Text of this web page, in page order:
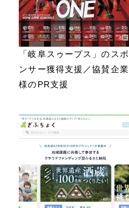
「岐阜スゥープス」のスポ
ンサー獲得支援／協賛企業
様のPR支援